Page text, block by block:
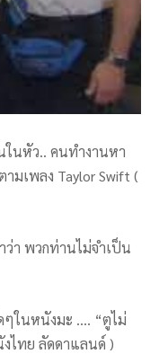
ในหัว.. คนทำงานหา
มเพลง Taylor Swift (
า พวกท่านไม่จำเป็น
ๆในหนังมะ …. “ตูไม่
งไทย ลัดดาแลนด์ )